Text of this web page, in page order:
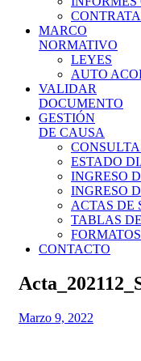
MARCO
NORMATIVO
LEYES
AUTO
VALIDAR
DOCUMENTO
GESTIÓN
DE CAUSA
ESTADO
INGRESO
INGRESO
ACTAS DE
TABLAS
CONTACTO
Marzo 9, 2022